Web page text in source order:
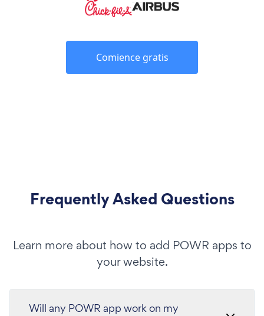
Comience gratis
Frequently Asked Questions
Learn more about how to add POWR apps to
your website.
Will any POWR app work on my